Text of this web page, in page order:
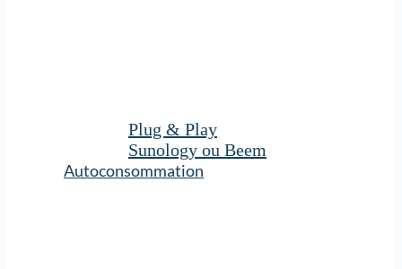
Plug & Play
Sunology ou Beem
Autoconsommation